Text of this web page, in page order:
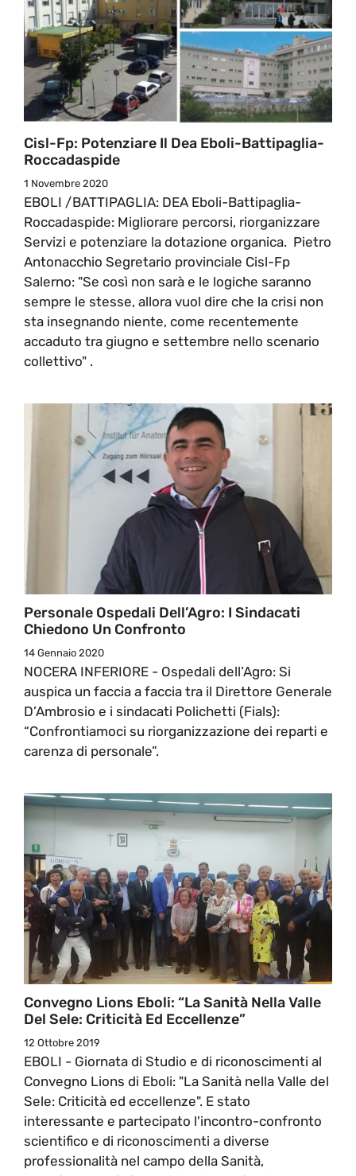
Cisl-Fp: Potenziare Il Dea Eboli-Battipaglia-
Roccadaspide
1 Novembre 2020
EBOLI /BATTIPAGLIA: DEA Eboli-Battipaglia-
Roccadaspide: Migliorare percorsi, riorganizzare
Servizi e potenziare la dotazione organica. Pietro
Antonacchio Segretario provinciale Cisl-Fp
Salerno: "Se così non sarà e le logiche saranno
sempre le stesse, allora vuol dire che la crisi non
sta insegnando niente, come recentemente
accaduto tra giugno e settembre nello scenario
collettivo" .
Personale Ospedali Dell’Agro: I Sindacati
Chiedono Un Confronto
14 Gennaio 2020
NOCERA INFERIORE - Ospedali dell’Agro: Si
auspica un faccia a faccia tra il Direttore Generale
D’Ambrosio e i sindacati Polichetti (Fials):
“Confrontiamoci su riorganizzazione dei reparti e
carenza di personale”.
Convegno Lions Eboli: “La Sanità Nella Valle
Del Sele: Criticità Ed Eccellenze”
12 Ottobre 2019
EBOLI - Giornata di Studio e di riconoscimenti al
Convegno Lions di Eboli: "La Sanità nella Valle del
Sele: Criticità ed eccellenze". E stato
interessante e partecipato l'incontro-confronto
scientifico e di riconoscimenti a diverse
professionalità nel campo della Sanità,